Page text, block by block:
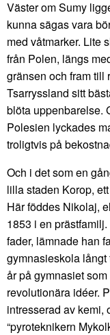
Väster om Sumy
kunna sägas vara
med våtmarker. Lite
från Polen, längs
gränsen och fram till
Tsarryssland sitt
blöta uppenbarelse.
Polesien lyckades
troligtvis på
Och i det som en
lilla staden Korop,
Här föddes Nikolaj,
1853 i en
fader, lämnade han
gymnasieskola långt
år på gymnasiet
revolutionära idéer.
intresserad av kemi,
“pyroteknikern